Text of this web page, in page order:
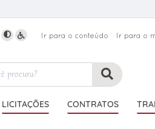
Ir para o conteúdo Ir para o
LICITAÇÕES CONTRATOS